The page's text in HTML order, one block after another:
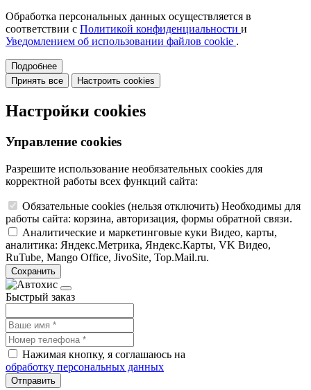
Обработка персональных данных осуществляется в
соответствии с Политикой конфиденциальности и
Уведомлением об использовании файлов cookie .
Подробнее
Принять все
Настроить cookies
Настройки cookies
Управление cookies
Разрешите использование необязательных cookies для
корректной работы всех функций сайта:
Обязательные cookies (нельзя отключить) Необходимы для
работы сайта: корзина, авторизация, формы обратной связи.
Аналитические и маркетинговые куки Видео, карты,
аналитика: Яндекс.Метрика, Яндекс.Карты, VK Видео,
RuTube, Mango Office, JivoSite, Top.Mail.ru.
Сохранить
Быстрый заказ
Нажимая кнопку, я соглашаюсь на
обработку персональных данных
Отправить